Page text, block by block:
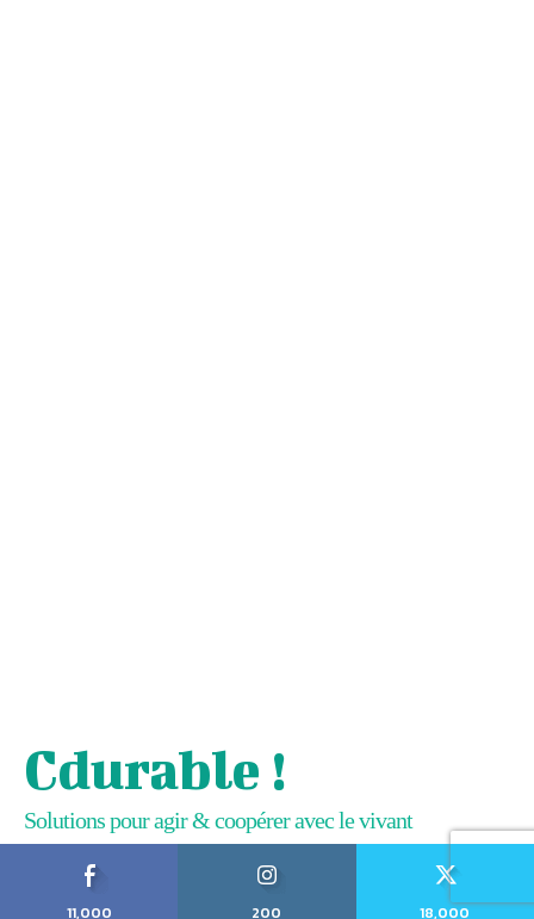
Cdurable !
Solutions pour agir & coopérer avec le vivant
11,000 200 18,000